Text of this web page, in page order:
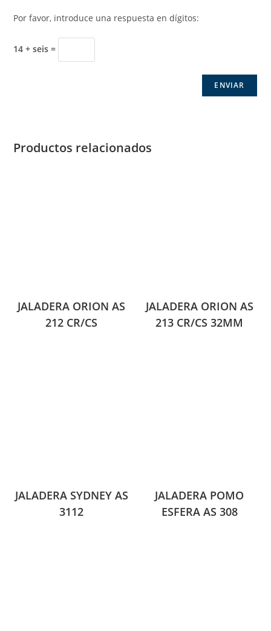
Por favor, introduce una respuesta en dígitos:
14 + seis =
Productos relacionados
JALADERA ORION AS
212 CR/CS
JALADERA ORION AS
213 CR/CS 32MM
JALADERA SYDNEY AS
3112
JALADERA POMO
ESFERA AS 308